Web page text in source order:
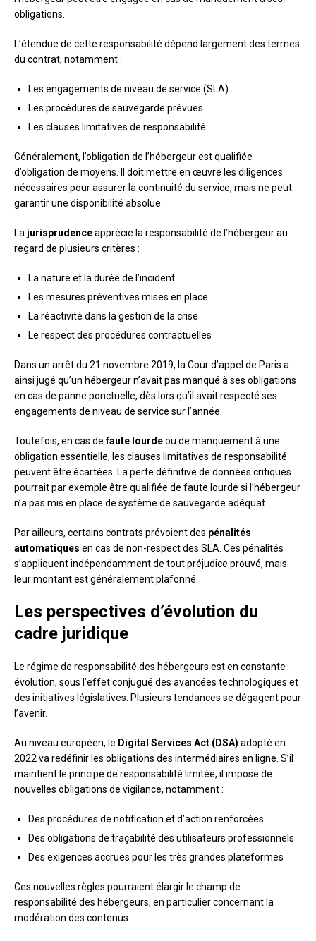
obligations.
L’étendue de cette responsabilité dépend largement des termes
du contrat, notamment :
Les engagements de niveau de service (SLA)
Les procédures de sauvegarde prévues
Les clauses limitatives de responsabilité
Généralement, l’obligation de l’hébergeur est qualifiée
d’obligation de moyens. Il doit mettre en œuvre les diligences
nécessaires pour assurer la continuité du service, mais ne peut
garantir une disponibilité absolue.
La jurisprudenceapprécie la responsabilité de l’hébergeur au
regard de plusieurs critères :
La nature et la durée de l’incident
Les mesures préventives mises en place
La réactivité dans la gestion de la crise
Le respect des procédures contractuelles
Dans un arrêt du 21 novembre 2019, la Cour d’appel de Paris a
ainsi jugé qu’un hébergeur n’avait pas manqué à ses obligations
en cas de panne ponctuelle, dès lors qu’il avait respecté ses
engagements de niveau de service sur l’année.
Toutefois, en cas defaute lourdeou de manquement à une
obligation essentielle, les clauses limitatives de responsabilité
peuvent être écartées. La perte définitive de données critiques
pourrait par exemple être qualifiée de faute lourde si l’hébergeur
n’a pas mis en place de système de sauvegarde adéquat.
Par ailleurs, certains contrats prévoient des pénalités
automatiques en cas de non-respect des SLA. Ces pénalités
s’appliquent indépendamment de tout préjudice prouvé, mais
leur montant est généralement plafonné.
Les perspectives d’évolution du
cadre juridique
Le régime de responsabilité des hébergeurs est en constante
évolution, sous l’effet conjugué des avancées technologiques et
des initiatives législatives. Plusieurs tendances se dégagent pour
l’avenir.
Au niveau européen, le Digital Services Act (DSA) adopté en
2022 va redéfinir les obligations des intermédiaires en ligne. S’il
maintient le principe de responsabilité limitée, il impose de
nouvelles obligations de vigilance, notamment :
Des procédures de notification et d’action renforcées
Des obligations de traçabilité des utilisateurs professionnels
Des exigences accrues pour les très grandes plateformes
Ces nouvelles règles pourraient élargir le champ de
responsabilité des hébergeurs, en particulier concernant la
modération des contenus.